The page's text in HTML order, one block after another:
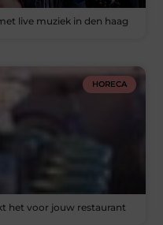
live muziek in den haag
HORECA
het voor jouw restaurant